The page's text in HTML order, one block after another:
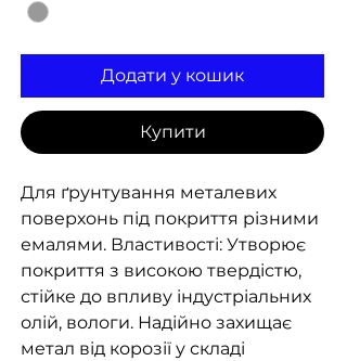
Додати у кошик
Купити
Для ґрунтування металевих
поверхонь під покриття різними
емалями. Властивості: Утворює
покриття з високою твердістю,
стійке до впливу індустріальних
олій, вологи. Надійно захищає
метал від корозії у складі